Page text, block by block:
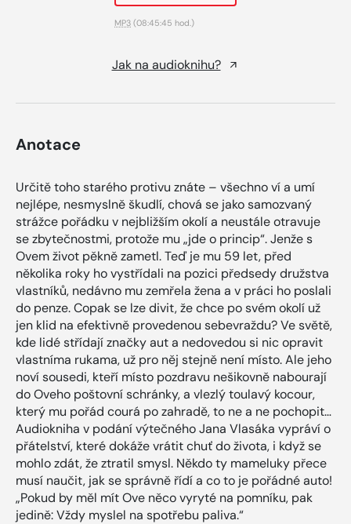
MP3 (08:45:45 hod.)
Jak na audioknihu?
Anotace
Určitě toho starého protivu znáte – všechno ví a umí
nejlépe, nesmyslně škudlí, chová se jako samozvaný
strážce pořádku v nejbližším okolí a neustále otravuje
se zbytečnostmi, protože mu „jde o princip“. Jenže s
Ovem život pěkně zametl. Teď je mu 59 let, před
několika roky ho vystřídali na pozici předsedy družstva
vlastníků, nedávno mu zemřela žena a v práci ho poslali
do penze. Copak se lze divit, že chce po svém okolí už
jen klid na efektivně provedenou sebevraždu? Ve světě,
kde lidé střídají značky aut a nedovedou si nic opravit
vlastníma rukama, už pro něj stejně není místo. Ale jeho
noví sousedi, kteří místo pozdravu nešikovně nabourají
do Oveho poštovní schránky, a vlezlý toulavý kocour,
který mu pořád courá po zahradě, to ne a ne pochopit…
Audiokniha v podání výtečného Jana Vlasáka vypráví o
přátelství, které dokáže vrátit chuť do života, i když se
mohlo zdát, že ztratil smysl. Někdo ty mameluky přece
musí naučit, jak se správně řídí a co to je pořádné auto!
„Pokud by měl mít Ove něco vyryté na pomníku, pak
jedině: Vždy myslel na spotřebu paliva.“